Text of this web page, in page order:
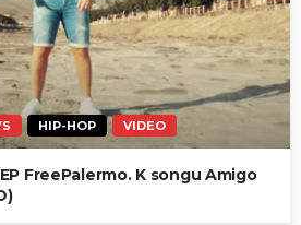
HIP-HOP VIDEO
FreePalermo. K songu Amigo